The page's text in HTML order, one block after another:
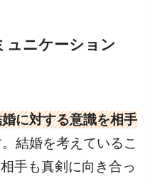
ュニケーション
に対する意識を相手
結婚を考えているこ
手も真剣に向き合っ